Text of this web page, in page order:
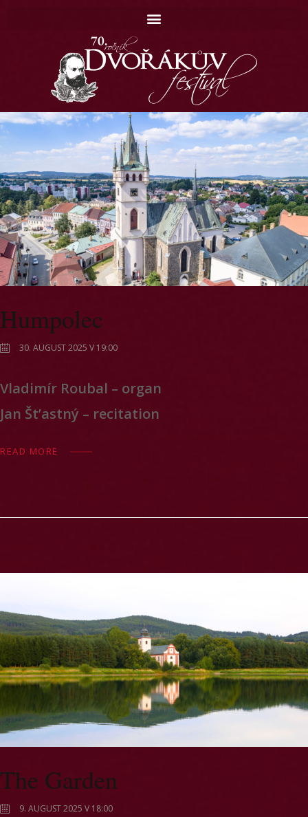
Domů
Koncerty
Catalogue
Contact
Humpolec
30. AUGUST 2025 V 19:00
Vladimír Roubal – organ
Jan Št’astný – recitation
READ MORE
The Garden
9. AUGUST 2025 V 18:00